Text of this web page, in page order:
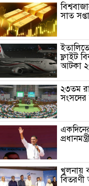
সাত
ফ্লাইট
আটকা
২৩তম
সংসদের
খুলনায়
বিতরণী